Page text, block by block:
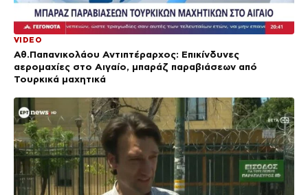
VIDEO
Αθ.Παπανικολάου Αντιπτέραρχος: Επικίνδυνες
αερομαχίες στο Αιγαίο, μπαράζ παραβιάσεων από
Τουρκικά μαχητικά